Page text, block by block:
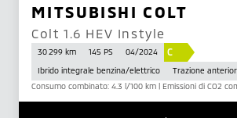
MITSUBISHI COLT
Colt 1.6 HEV Instyle
30 299 km 145 PS 04/2024 C
Ibrido integrale benzina/elettrico
Trazione
Consumo combinato: 4.3 l/100 km | Emissioni di CO2